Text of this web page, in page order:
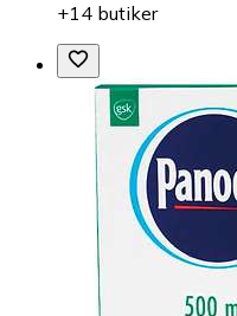
+14 butiker